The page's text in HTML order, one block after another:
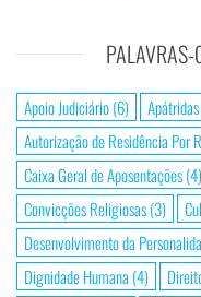
Apoio Judiciário(6) Apátridas
Autorização de Residência Por
Caixa Geral de Aposentações(4)
Convicções Religiosas(3)
Desenvolvimento da
Dignidade Humana (4)